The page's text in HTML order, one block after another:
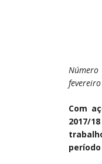
Com
2017/